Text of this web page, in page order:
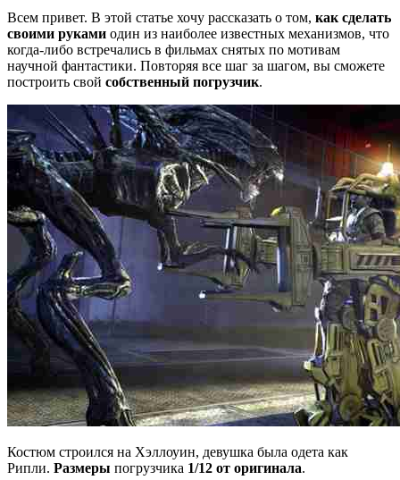
Всем привет. В этой статье хочу рассказать о том, как сделать
своими руками один из наиболее известных механизмов, что
когда-либо встречались в фильмах снятых по мотивам
научной фантастики. Повторяя все шаг за шагом, вы сможете
построить свой собственный погрузчик.
Костюм строился на Хэллоуин, девушка была одета как
Рипли. Размеры погрузчика 1/12 от оригинала.